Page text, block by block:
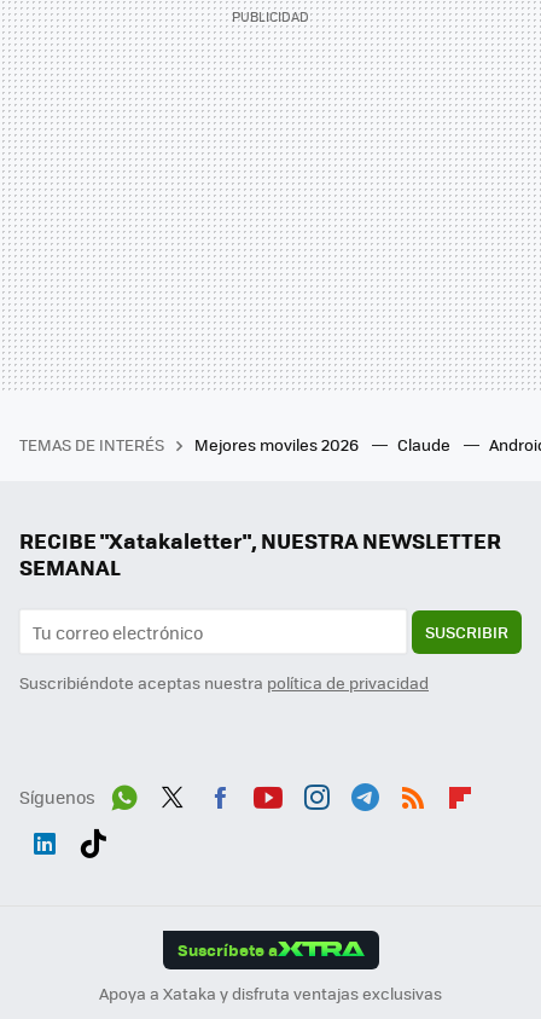
TEMAS DE INTERÉS Mejores moviles 2026 Claude
RECIBE "Xatakaletter", NUESTRA NEWSLETTER
SEMANAL
SUSCRIBIR
Suscribiéndote aceptas nuestra política de privacidad
Síguenos
Suscríbete a
Apoya a Xataka y disfruta ventajas exclusivas